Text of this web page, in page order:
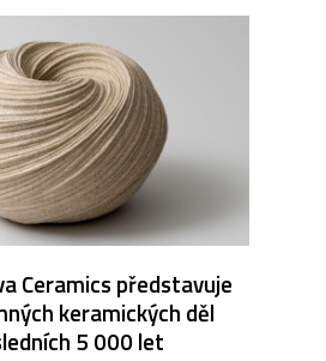
Ceramics představuje
keramických děl
5 000 let